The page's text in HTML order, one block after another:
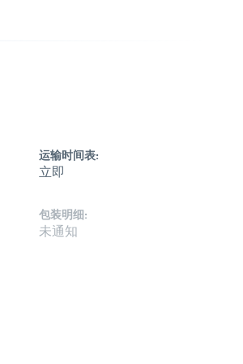
运输时间表:
立即
包装明细:
未通知